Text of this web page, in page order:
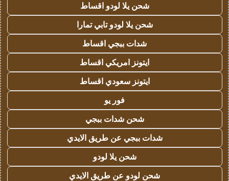
شحن يلا لودو اقساط
شحن يلا لودو تابي تمارا
شدات ببجي اقساط
ايتونز امريكي اقساط
ايتونز سعودي اقساط
فور يو
شحن شدات ببجي
شدات ببجي عن طريق الايدي
شحن يلا لودو
شحن لودو عن طريق الايدي